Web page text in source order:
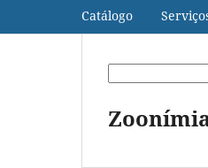
Catálogo